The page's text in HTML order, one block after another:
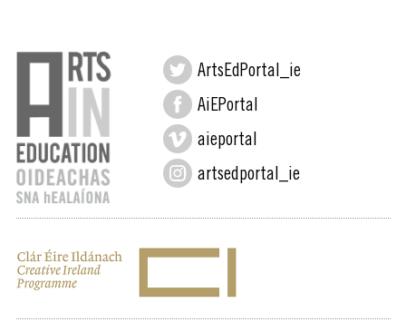
ArtsEdPortal_ie
AiEPortal
aieportal
artsedportal_ie